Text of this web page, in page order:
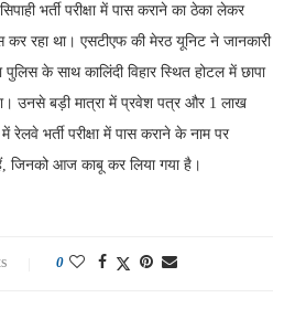
भर्ती परीक्षा में पास कराने का ठेका लेकर
कर रहा था। एसटीएफ की मेरठ यूनिट ने जानकारी
के साथ कालिंदी विहार स्थित होटल में छापा
उनसे बड़ी मात्रा में प्रवेश पत्र और 1 लाख
रेलवे भर्ती परीक्षा में पास कराने के नाम पर
जिनको आज काबू कर लिया गया है।
0